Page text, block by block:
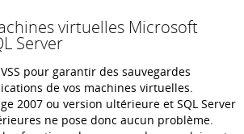
virtuelles Microsoft
Server
pour garantir des sauvegardes
de vos machines virtuelles.
2007 ou version ultérieure et SQL Server
ne pose donc aucun problème.